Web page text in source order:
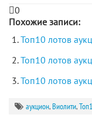
0
Похожие записи:
Топ10 лотов
Топ10 лотов
Топ10 лотов
аукцион,Виолити,